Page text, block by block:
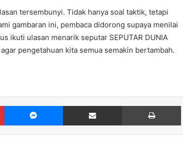
tersembunyi. Tidak hanya soal taktik, tetapi
gambaran ini, pembaca didorong supaya menilai
ikuti ulasan menarik seputar SEPUTAR DUNIA
agar pengetahuan kita semua semakin bertambah.
Pinterest Messenger Share via Email